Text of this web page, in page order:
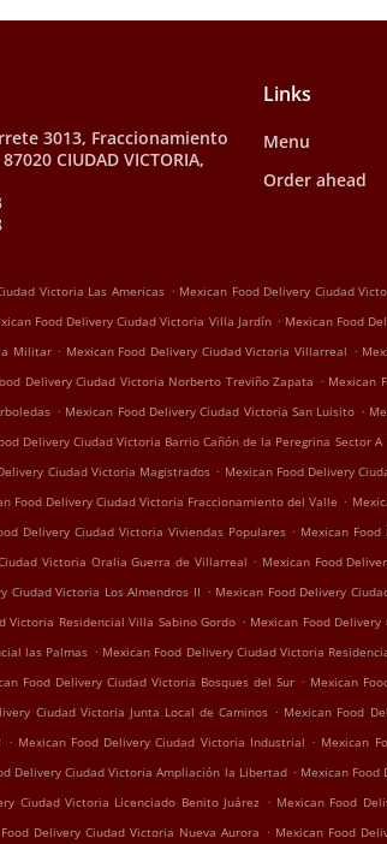
3013, Fraccionamiento
CIUDAD VICTORIA,
Links
Menu
Order ahead
Victoria Las Americas . Mexican Food Delivery Ciudad
Food Delivery Ciudad Victoria Villa Jardín . Mexican Food
Militar . Mexican Food Delivery Ciudad Victoria Villarreal .
Delivery Ciudad Victoria Norberto Treviño Zapata . Mexican
. Mexican Food Delivery Ciudad Victoria San Luisito .
Delivery Ciudad Victoria Barrio Cañón de la Peregrina Sector A
Ciudad Victoria Magistrados . Mexican Food Delivery
Food Delivery Ciudad Victoria Fraccionamiento del Valle .
Delivery Ciudad Victoria Viviendas Populares . Mexican
Victoria Oralia Guerra de Villarreal . Mexican Food
Ciudad Victoria Los Almendros II . Mexican Food Delivery
Victoria Residencial Villa Sabino Gordo . Mexican Food
las Palmas . Mexican Food Delivery Ciudad Victoria
Food Delivery Ciudad Victoria Bosques del Sur . Mexican
Ciudad Victoria Junta Local de Caminos . Mexican Food
. Mexican Food Delivery Ciudad Victoria Industrial . Mexican
Delivery Ciudad Victoria Ampliación la Libertad . Mexican Food
Ciudad Victoria Licenciado Benito Juárez . Mexican Food
Delivery Ciudad Victoria Nueva Aurora . Mexican Food